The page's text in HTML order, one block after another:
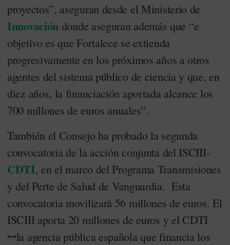
proyectos”, aseguran desde el Ministerio de
Innovación donde aseguran además que “e
objetivo es que Fortalece se extienda
progresivamente en los próximos años a otros
agentes del sistema público de ciencia y que, en
diez años, la financiación aportada alcance los
700 millones de euros anuales”.
También el Consejo ha probado la segunda
convocatoria de la acción conjunta del ISCIII-
CDTI, en el marco del Programa Transmisiones
y del Perte de Salud de Vanguardia. Esta
convocatoria movilizará 56 millones de euros. El
ISCIII aporta 20 millones de euros y el CDTI
ꟷla agencia pública española que financia los